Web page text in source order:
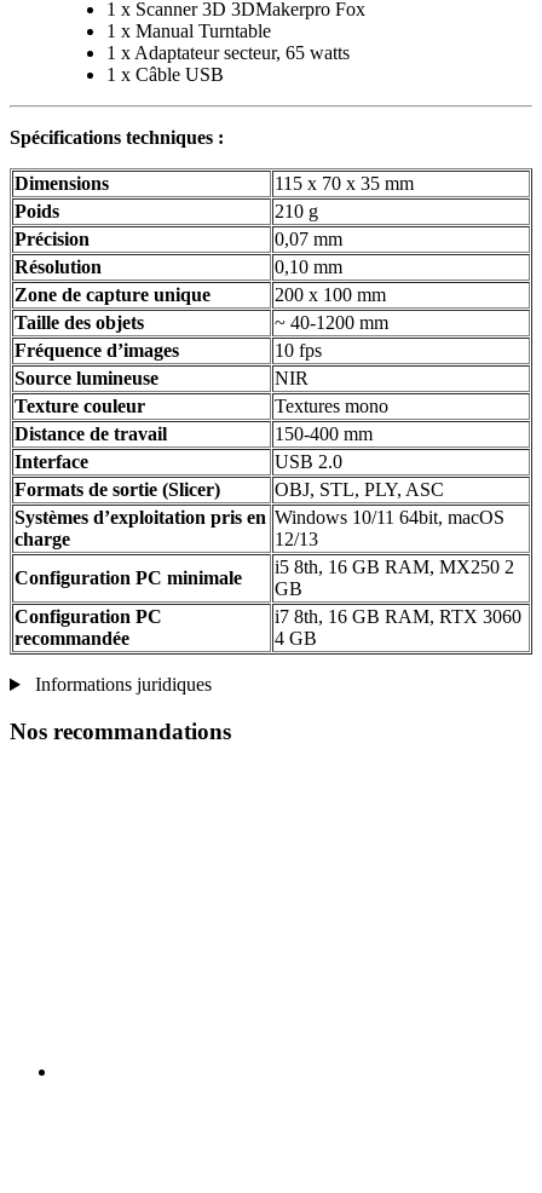
1 x Scanner 3D 3DMakerpro Fox
1 x Manual Turntable
1 x Adaptateur secteur, 65 watts
1 x Câble USB
Spécifications techniques :
Dimensions
115 x 70 x 35 mm
Poids
210 g
Précision
0,07 mm
Résolution
0,10 mm
Zone de capture unique
200 x 100 mm
Taille des objets
~ 40-1200 mm
Fréquence d’images
10 fps
Source lumineuse
NIR
Texture couleur
Textures mono
Distance de travail
150-400 mm
Interface
USB 2.0
Formats de sortie (Slicer)
OBJ, STL, PLY, ASC
Systèmes d’exploitation pris en
charge
Windows 10/11 64bit, macOS
12/13
Configuration PC minimale
i5 8th, 16 GB RAM, MX250 2
GB
Configuration PC
recommandée
i7 8th, 16 GB RAM, RTX 3060
4 GB
Informations juridiques
Nos recommandations